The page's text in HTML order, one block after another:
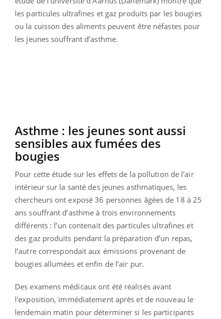
les particules ultrafines et gaz produits par les bougies
ou la cuisson des aliments peuvent être néfastes pour
les jeunes souffrant d’asthme.
Asthme : les jeunes sont aussi
sensibles aux fumées des
bougies
Pour cette étude sur les effets de la pollution de l'air
intérieur sur la santé des jeunes asthmatiques, les
chercheurs ont exposé 36 personnes âgées de 18 à 25
ans souffrant d’asthme à trois environnements
différents : l’un contenait des particules ultrafines et
des gaz produits pendant la préparation d’un repas,
l’autre correspondait aux émissions provenant de
bougies allumées et enfin de l’air pur.
Des examens médicaux ont été réalisés avant
l'exposition, immédiatement après et de nouveau le
lendemain matin pour déterminer si les participants